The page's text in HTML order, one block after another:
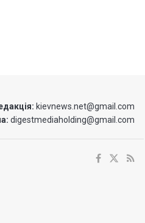
kievnews.net@gmail.com
digestmediaholding@gmail.com